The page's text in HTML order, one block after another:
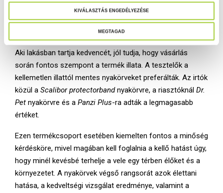
KIVÁLASZTÁS ENGEDÉLYEZÉSE
MEGTAGAD
Scalibor protectorbandnyakörve, a riasztóknál pedig –
ahogyan a tájékoztatásnál is – aHappyPet Guardnyakörve
kapta a legmagasabb pontszámot.
Aki lakásban tartja kedvencét, jól tudja, hogy vásárlás
során fontos szempont a termék illata. A tesztelők a
kellemetlen illattól mentes nyakörveket preferálták. Az irtók
közül a Scalibor protectorbandnyakörvre, a riasztóknál Dr.
Pet nyakörvre és a Panzi Plus-ra adták a legmagasabb
értéket.
Ezen termékcsoport esetében kiemelten fontos a minőség
kérdésköre, mivel magában kell foglalnia a kellő hatást úgy,
hogy minél kevésbé terhelje a vele egy térben élőket és a
környezetet. A nyakörvek végső rangsorát azok élettani
hatása, a kedveltségi vizsgálat eredménye, valamint a